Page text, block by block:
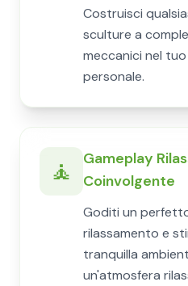
Costruisci
sculture a
meccanici nel
personale.
🧘
Gameplay
Coinvolgente
Goditi un
rilassamento e
tranquilla
un'atmosfera